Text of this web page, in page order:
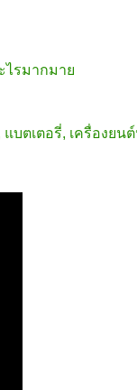
ไรมากมาย
บตเตอรี่, เครื่องยน